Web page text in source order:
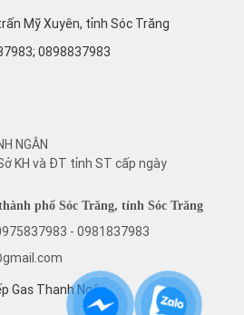
Mỹ Xuyên, tỉnh Sóc Trăng
0898837983
NGÂN
KH và ĐT tỉnh ST cấp ngày
phố Sóc Trăng, tỉnh Sóc Trăng
- 0981837983
Gas Thanh Ngân